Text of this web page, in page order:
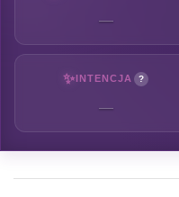
—
✨INTENCJA ?
—